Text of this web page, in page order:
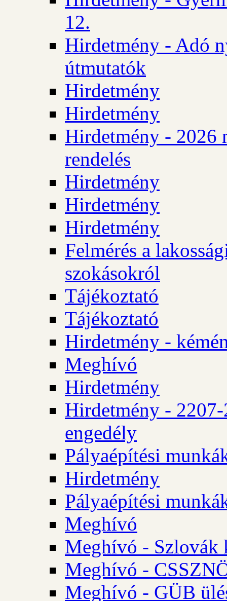
12.
Hirdetmény - Adó
útmutatók
Hirdetmény
Hirdetmény
Hirdetmény - 2026
rendelés
Hirdetmény
Hirdetmény
Hirdetmény
Felmérés a
szokásokról
Tájékoztató
Tájékoztató
Hirdetmény -
Meghívó
Hirdetmény
Hirdetmény -
engedély
Pályaépítési
Hirdetmény
Pályaépítési
Meghívó
Meghívó - Szlovák
Meghívó -
Meghívó - GÜB